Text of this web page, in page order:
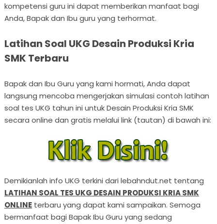
kompetensi guru ini dapat memberikan manfaat bagi
Anda, Bapak dan Ibu guru yang terhormat.
Latihan Soal UKG Desain Produksi Kria
SMK Terbaru
Bapak dan Ibu Guru yang kami hormati, Anda dapat
langsung mencoba mengerjakan simulasi contoh latihan
soal tes UKG tahun ini untuk Desain Produksi Kria SMK
secara online dan gratis melalui link (tautan) di bawah ini:
Demikianlah info UKG terkini dari lebahndut.net tentang
LATIHAN SOAL TES UKG DESAIN PRODUKSI KRIA SMK
ONLINEterbaru yang dapat kami sampaikan. Semoga
bermanfaat bagi Bapak Ibu Guru yang sedang